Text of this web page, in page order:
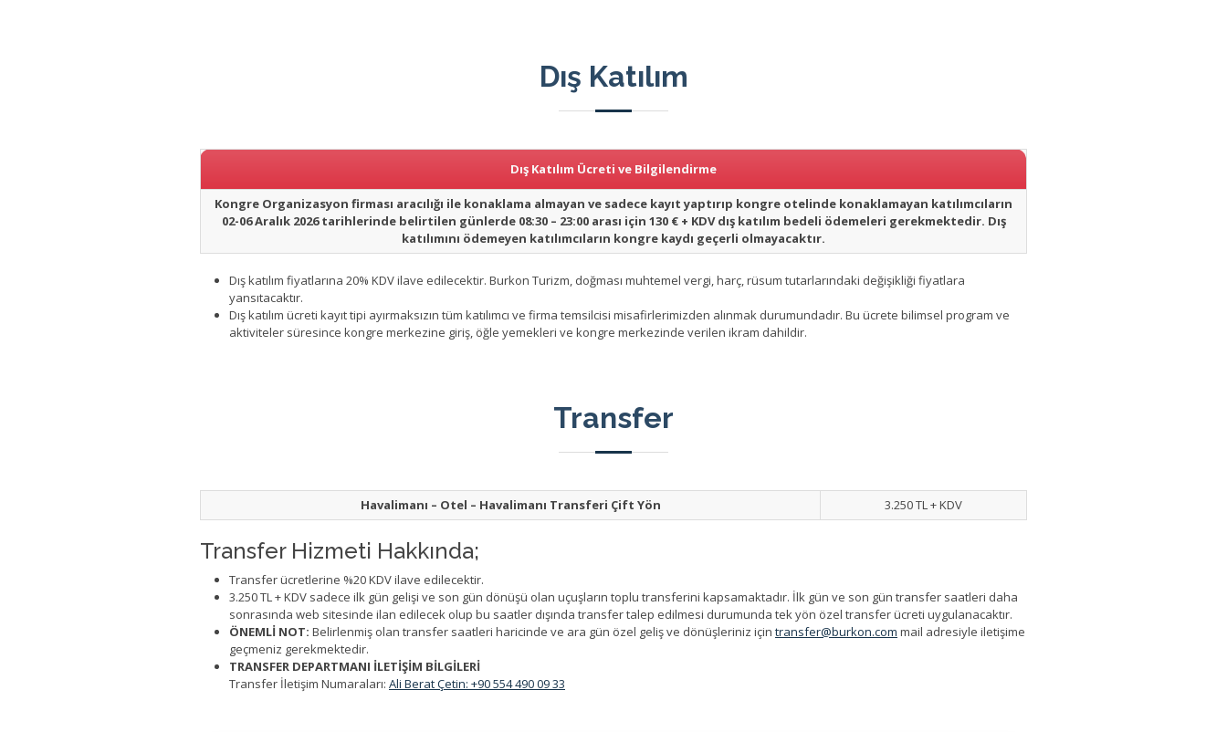
Dış Katılım
Dış Katılım Ücreti ve Bilgilendirme
Kongre Organizasyon firması aracılığı ile konaklama almayan ve sadece kayıt yaptırıp kongre otelinde konaklamayan katılımcıların
02-06 Aralık 2026 tarihlerinde belirtilen günlerde 08:30 – 23:00 arası için 130 € + KDV dış katılım bedeli ödemeleri gerekmektedir. Dış
katılımını ödemeyen katılımcıların kongre kaydı geçerli olmayacaktır.
Dış katılım fiyatlarına 20% KDV ilave edilecektir. Burkon Turizm, doğması muhtemel vergi, harç, rüsum tutarlarındaki değişikliği fiyatlara
yansıtacaktır.
Dış katılım ücreti kayıt tipi ayırmaksızın tüm katılımcı ve firma temsilcisi misafirlerimizden alınmak durumundadır. Bu ücrete bilimsel program ve
aktiviteler süresince kongre merkezine giriş, öğle yemekleri ve kongre merkezinde verilen ikram dahildir.
Transfer
Havalimanı – Otel – Havalimanı Transferi Çift Yön 3.250 TL + KDV
Transfer Hizmeti Hakkında;
Transfer ücretlerine %20 KDV ilave edilecektir.
3.250 TL + KDV sadece ilk gün gelişi ve son gün dönüşü olan uçuşların toplu transferini kapsamaktadır. İlk gün ve son gün transfer saatleri daha
sonrasında web sitesinde ilan edilecek olup bu saatler dışında transfer talep edilmesi durumunda tek yön özel transfer ücreti uygulanacaktır.
ÖNEMLİ NOT: Belirlenmiş olan transfer saatleri haricinde ve ara gün özel geliş ve dönüşleriniz için transfer@burkon.com mail adresiyle iletişime
geçmeniz gerekmektedir.
TRANSFER DEPARTMANI İLETİŞİM BİLGİLERİ
Transfer İletişim Numaraları: Ali Berat Çetin: +90 554 490 09 33